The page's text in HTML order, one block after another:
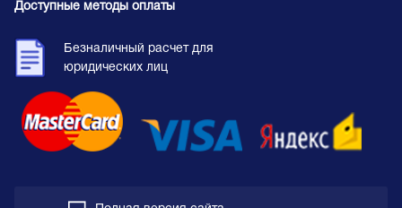
Доступные методы оплаты
Безналичный расчет для
юридических лиц